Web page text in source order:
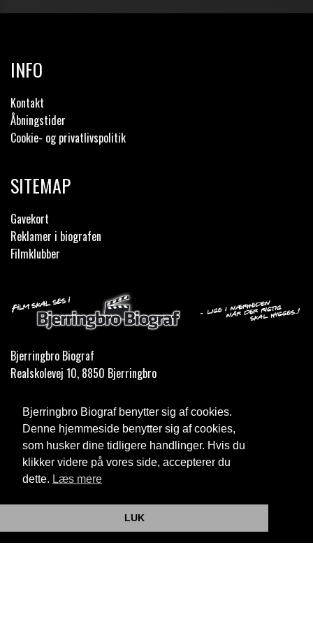
Bjerringbro Biograf benytter sig af cookies.
Denne hjemmeside benytter sig af cookies,
som husker dine tidligere handlinger. Hvis du
klikker videre på vores side, accepterer du
dette. Læs mere
LUK
INFO
Kontakt
Åbningstider
Cookie- og privatlivspolitik
SITEMAP
Gavekort
Reklamer i biografen
Filmklubber
Bjerringbro Biograf
Realskolevej 10, 8850 Bjerringbro
Telefon:35 11 59 59
Email: info@bjerringbrobiograf.dk
Cookie- og privatlivspolitik